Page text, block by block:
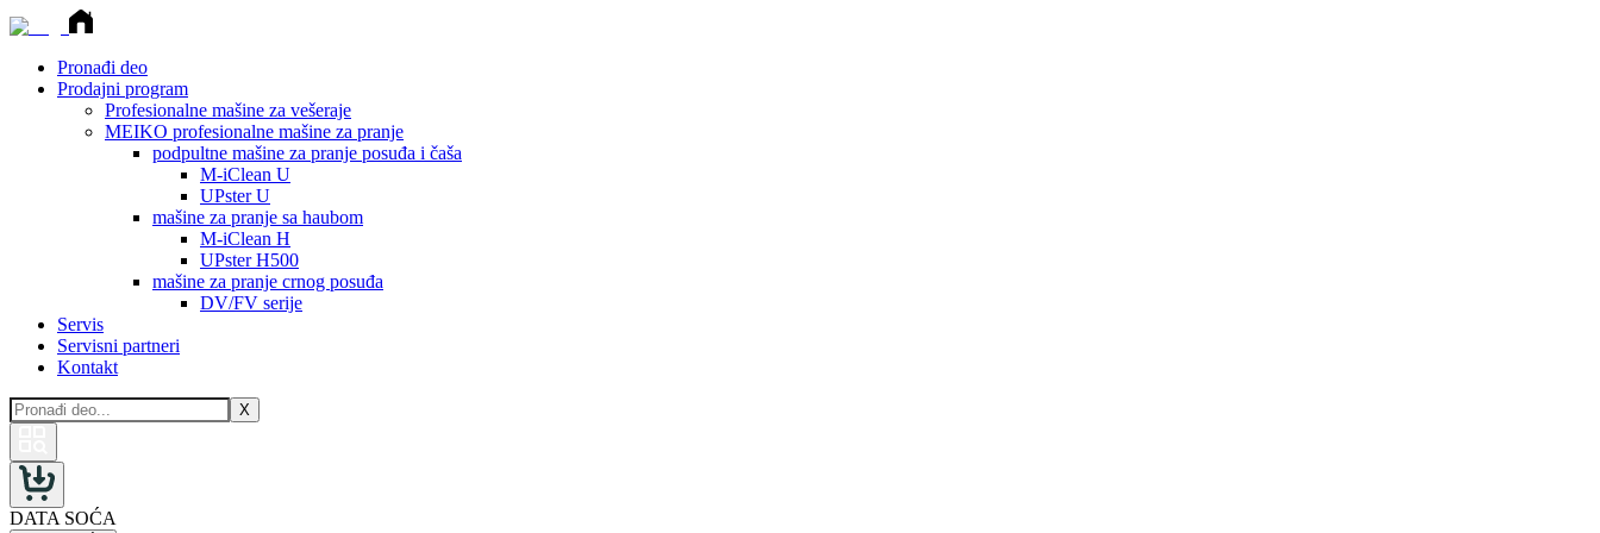
Pronađi deo
Prodajni program
Profesionalne mašine za vešeraje
MEIKO profesionalne mašine za pranje
podpultne mašine za pranje posuđa i čaša
M-iClean U
UPster U
mašine za pranje sa haubom
M-iClean H
UPster H500
mašine za pranje crnog posuđa
DV/FV serije
Servis
Servisni partneri
Kontakt
X
DATA SOĆA